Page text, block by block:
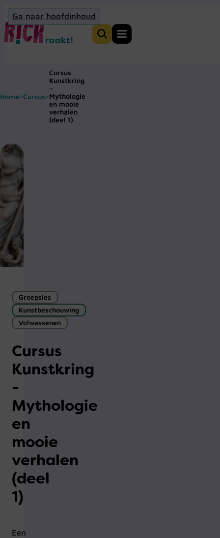
Ga naar hoofdinhoud
Home
Zoeken
Home>Cursus>
Cursus
Kunstkring
–
Mythologie
en mooie
verhalen
(deel 1)
Groepsles
Kunstbeschouwing
Volwassenen
Cursus
Kunstkring
-
Mythologie
en
mooie
verhalen
(deel
1)
Een